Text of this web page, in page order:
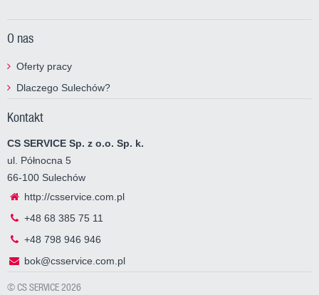
O nas
Oferty pracy
Dlaczego Sulechów?
Kontakt
CS SERVICE Sp. z o.o. Sp. k.
ul. Północna 5
66-100 Sulechów
http://csservice.com.pl
+48 68 385 75 11
+48 798 946 946
bok@csservice.com.pl
© CS SERVICE 2026